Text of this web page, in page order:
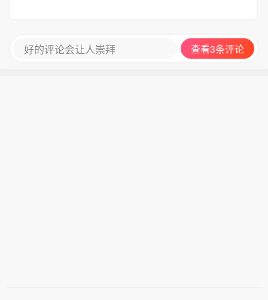
好的评论会让人崇拜 查看3条评论